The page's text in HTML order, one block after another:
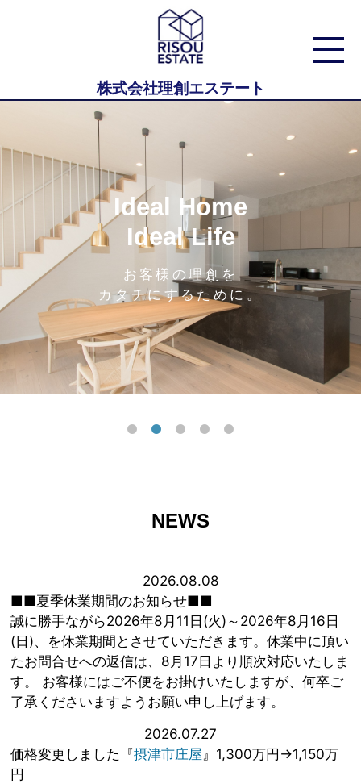
株式会社理創エステート
Ideal Home
Ideal Life
お客様の理創を
カタチにするために。
NEWS
2026.08.08
■■夏季休業期間のお知らせ■■
誠に勝手ながら2026年8月11日(火)～2026年8月16日
(日)、を休業期間とさせていただきます。休業中に頂い
たお問合せへの返信は、8月17日より順次対応いたしま
す。 お客様にはご不便をお掛けいたしますが、何卒ご
了承くださいますようお願い申し上げます。
2026.07.27
価格変更しました『摂津市庄屋』1,300万円→1,150万
円